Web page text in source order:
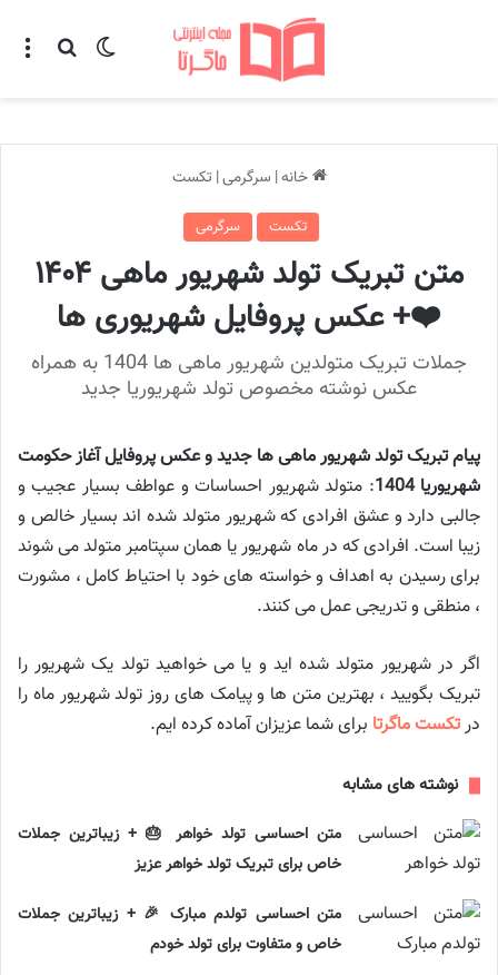
تغییر پوسته
خانه| سرگرمی| تکست
تکست سرگرمی
متن تبریک تولد شهریور ماهی ۱۴۰۴
❤️+ عکس پروفایل شهریوری ها
جملات تبریک متولدین شهریور ماهی ها 1404 به همراه
عکس نوشته مخصوص تولد شهریوریا جدید
پیام تبریک تولد شهریور ماهی ها جدید و عکس پروفایل آغاز حکومت
شهریوریا 1404
: متولد شهریور احساسات و عواطف بسیار عجیب و
جالبی دارد و عشق افرادی که شهریور متولد شده اند بسیار خالص و
زیبا است. افرادی که در ماه شهریور یا همان سپتامبر متولد می شوند
برای رسیدن به اهداف و خواسته های خود با احتیاط کامل ، مشورت
، منطقی و تدریجی عمل می کنند.
اگر در شهریور متولد شده اید و یا می خواهید تولد یک شهریور را
تبریک بگویید ، بهترین متن ها و پیامک های روز تولد شهریور ماه را
درتکست ماگرتا برای شما عزیزان آماده کرده ایم.
نوشته های مشابه
متن احساسی تولد خواهر 🎂 + زیباترین جملات
خاص برای تبریک تولد خواهر عزیز
متن احساسی تولدم مبارک 🎉 + زیباترین جملات
خاص و متفاوت برای تولد خودم